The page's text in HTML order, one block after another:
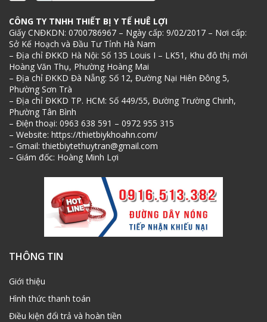
CÔNG TY TNHH THIẾT BỊ Y TẾ HUÊ LỢI
Giấy CNĐKDN: 0700786967 – Ngày cấp: 9/02/2017 – Nơi cấp:
Sở Kế Hoạch và Đầu Tư Tỉnh Hà Nam
– Địa chỉ ĐKKD Hà Nội: Số 135 Louis I – LK51, Khu đô thị mới
Hoàng Văn Thụ, Phường Hoàng Mai
– Địa chỉ ĐKKD Đà Nẵng: Số 12, Đường Nại Hiên Đông 5,
Phường Sơn Trà
– Địa chỉ ĐKKD TP. HCM: Số 449/55, Đường Trường Chinh,
Phường Tân Bình
– Điện thoại: 0963 638 591 – 0972 955 315
– Website: https://thietbiykhoahn.com/
– Gmail: thietbiytethuytran@gmail.com
– Giám đốc: Hoàng Minh Lợi
THÔNG TIN
Giới thiệu
Hình thức thanh toán
Điều kiện đổi trả và hoàn tiền